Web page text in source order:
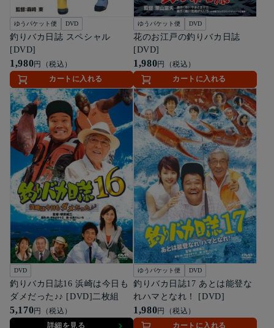
ゆうパケット便 DVD
釣りバカ日誌 スペシャル
[DVD]
1,980円（税込）
カートに入れる
ゆうパケット便 DVD
花のお江戸の釣りバカ日誌
[DVD]
1,980円（税込）
カートに入れる
DVD
釣りバカ日誌16 浜崎は今日も
ダメだった♪♪ [DVD]二枚組
5,170円（税込）
詳細を見る
ゆうパケット便 DVD
釣りバカ日誌17 あとは能登な
れハマとなれ！ [DVD]
1,980円（税込）
カートに入れる